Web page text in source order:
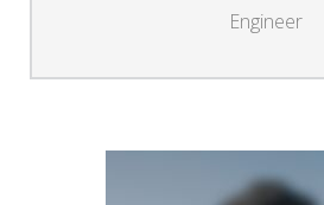
Engineer